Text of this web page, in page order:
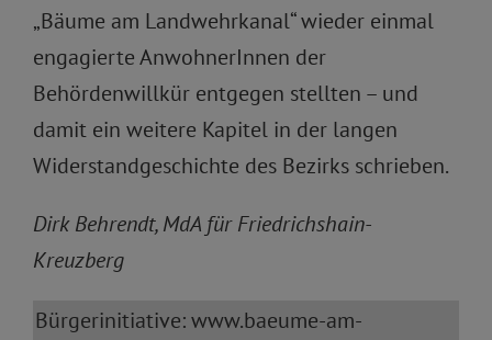
„Bäume am Landwehrkanal“ wieder einmal
engagierte AnwohnerInnen der
Behördenwillkür entgegen stellten – und
damit ein weitere Kapitel in der langen
Widerstandgeschichte des Bezirks schrieben.
Dirk Behrendt, MdA für Friedrichshain-
Kreuzberg
Bürgerinitiative: www.baeume-am-